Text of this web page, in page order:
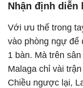
Nhận định diễn
Với ưu thế trong
vào phòng ngự để
1 bàn. Mà trên
Malaga chỉ vài
Chiều ngược lại,